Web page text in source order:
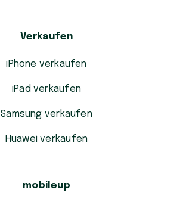
Verkaufen
iPhone verkaufen
iPad verkaufen
Samsung verkaufen
Huawei verkaufen
mobileup